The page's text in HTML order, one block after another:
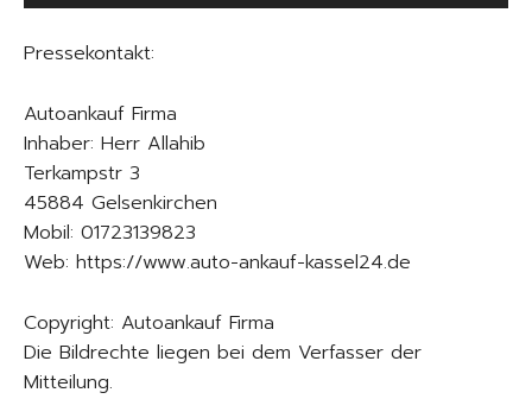
y
e
Pressekontakt:
Autoankauf Firma
Inhaber: Herr Allahib
Terkampstr 3
45884 Gelsenkirchen
Mobil: 01723139823
Web: https://www.auto-ankauf-kassel24.de
Copyright: Autoankauf Firma
Die Bildrechte liegen bei dem Verfasser der
Mitteilung.